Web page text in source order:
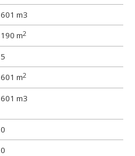
601 m3
190 m2
5
601 m2
601 m3
0
0